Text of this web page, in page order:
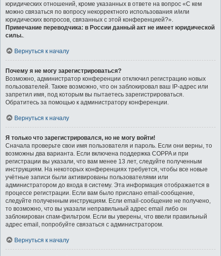
юридических отношений, кроме указанных в ответе на вопрос «С кем
можно связаться по вопросу некорректного использования и/или
юридических вопросов, связанных с этой конференцией?».
Примечание переводчика: в России данный акт не имеет юридической
силы..
Вернуться к началу
Почему я не могу зарегистрироваться?
Возможно, администратор конференции отключил регистрацию новых
пользователей. Также возможно, что он заблокировал ваш IP-адрес или
запретил имя, под которым вы пытаетесь зарегистрироваться.
Обратитесь за помощью к администратору конференции.
Вернуться к началу
Я только что зарегистрировался, но не могу войти!
Сначала проверьте свои имя пользователя и пароль. Если они верны, то
возможны два варианта. Если включена поддержка COPPA и при
регистрации вы указали, что вам менее 13 лет, следуйте полученным
инструкциям. На некоторых конференциях требуется, чтобы все новые
учётные записи были активированы пользователями или
администратором до входа в систему. Эта информация отображается в
процессе регистрации. Если вам было прислано email-сообщение,
следуйте полученным инструкциям. Если email-сообщение не получено,
то возможно, что вы указали неправильный адрес email либо он
заблокирован спам-фильтром. Если вы уверены, что ввели правильный
адрес email, попробуйте связаться с администратором.
Вернуться к началу